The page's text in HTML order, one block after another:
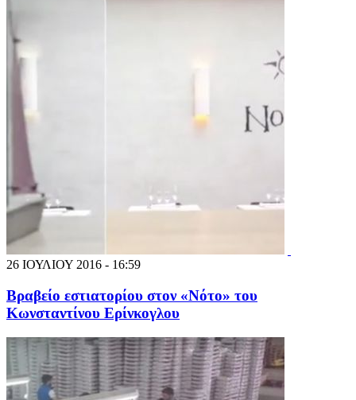
26 ΙΟΥΛΙΟΥ 2016 - 16:59
Βραβείο εστιατορίου στον «Νότο» του
Κωνσταντίνου Ερίνκογλου